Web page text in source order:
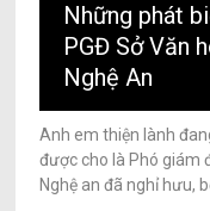
Những phát
PGĐ Sở Văn
Nghệ An
Anh em thiện lành
được cho là Phó giám
Nghệ an đã nghỉ hưu,